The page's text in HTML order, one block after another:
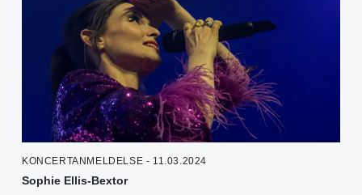
KONCERTANMELDELSE - 11.03.2024
Sophie Ellis-Bextor